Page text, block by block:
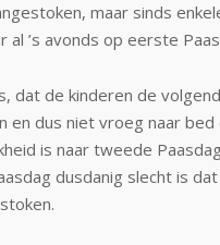
maar sinds
al ’s avonds op eerste
dat de kinderen de
en dus niet vroeg naar
is naar tweede
dusdanig slecht is